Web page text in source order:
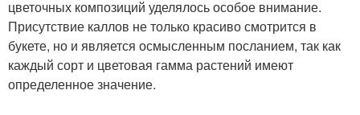
цветочных композиций уделялось особое внимание.
Присутствие каллов не только красиво смотрится в
букете, но и является осмысленным посланием, так как
каждый сорт и цветовая гамма растений имеют
определенное значение.